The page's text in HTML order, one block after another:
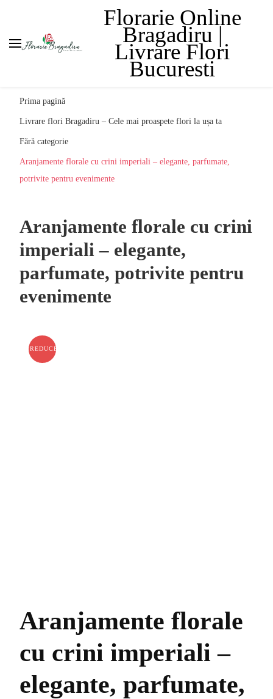
Florarie Online
Bragadiru |
Livrare Flori
Bucuresti
Prima pagină
Livrare flori Bragadiru – Cele mai proaspete flori la ușa ta
Fără categorie
Aranjamente florale cu crini imperiali – elegante, parfumate,
potrivite pentru evenimente
Aranjamente florale cu crini
imperiali – elegante,
parfumate, potrivite pentru
evenimente
REDUCERI!
Aranjamente florale
cu crini imperiali –
elegante, parfumate,